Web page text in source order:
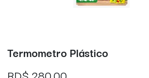
Termometro Plástico